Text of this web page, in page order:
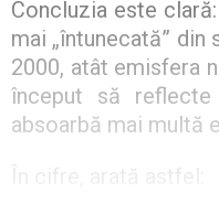
Concluzia este
mai „întunecată” din
2000, atât emisfera
început să
absoarbă mai multă